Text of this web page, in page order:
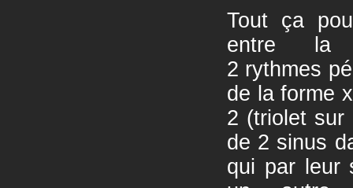
Tout ça
entre la
2 rythmes
de la forme
2 (triolet sur
de 2 sinus
qui par leur